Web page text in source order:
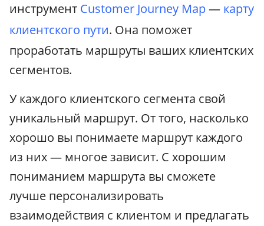
инструмент Customer Journey Map— карту
клиентского пути. Она поможет
проработать маршруты ваших клиентских
сегментов.
У каждого клиентского сегмента свой
уникальный маршрут. От того, насколько
хорошо вы понимаете маршрут каждого
из них — многое зависит. С хорошим
пониманием маршрута вы сможете
лучше персонализировать
взаимодействия с клиентом и предлагать